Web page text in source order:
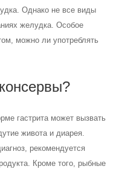
Однако не все виды
желудка. Особое
можно ли употреблять
гастрита может вызвать
живота и диарея.
рекомендуется
Кроме того, рыбные